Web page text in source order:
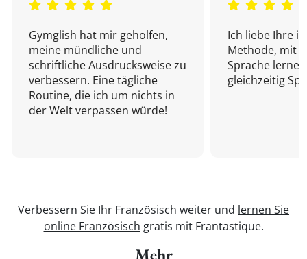
Gymglish hat mir geholfen,
meine mündliche und
schriftliche Ausdrucksweise zu
verbessern. Eine tägliche
Routine, die ich um nichts in
der Welt verpassen würde!
Ich liebe Ihre
Methode, mit
Sprache
gleichzeitig
Verbessern Sie Ihr Französisch weiter und lernen Sie
online Französisch gratis mit Frantastique.
Mehr